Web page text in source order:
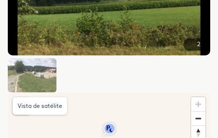
2
Vista de satélite